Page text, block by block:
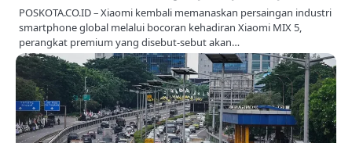
o
n
POSKOTA.CO.ID – Xiaomi kembali memanaskan persaingan industri
smartphone global melalui bocoran kehadiran Xiaomi MIX 5,
perangkat premium yang disebut-sebut akan…